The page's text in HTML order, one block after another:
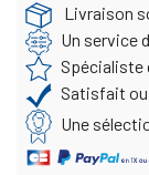
Livraison
Un service
Spécialiste
Satisfait
Une